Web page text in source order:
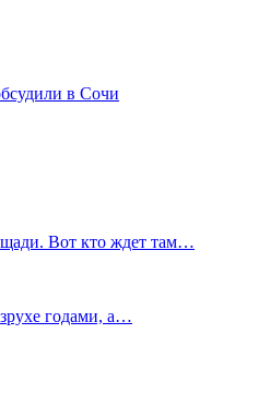
в Сочи
Вот кто ждет там…
годами, а…